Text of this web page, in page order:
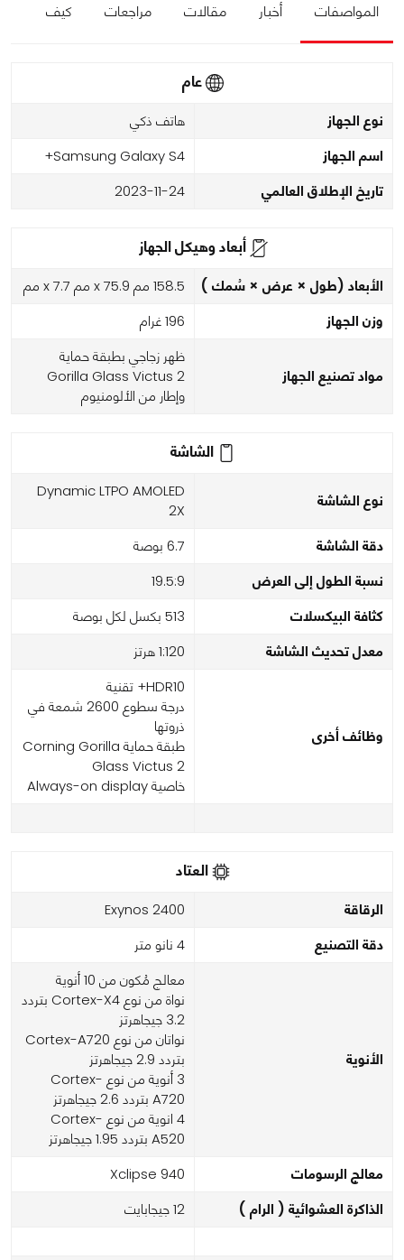
المواصفات أخبار مقالات مراجعات كيف
عام
نوع الجهاز هاتف ذكي
اسم الجهاز Samsung Galaxy S4+
تاريخ الإطلاق العالمي 2023-11-24
أبعاد وهيكل الجهاز
الأبعاد (طول × عرض × سُمك ) 158.5 مم x 75.9 مم x 7.7 مم
وزن الجهاز 196 غرام
مواد تصنيع الجهاز
ظهر زجاجي بطبقة حماية
Gorilla Glass Victus 2
وإطار من الألومنيوم
الشاشة
نوع الشاشة
Dynamic LTPO AMOLED
2X
دقة الشاشة 6.7 بوصة
نسبة الطول إلى العرض 19.5:9
كثافة البيكسلات 513 بكسل لكل بوصة
معدل تحديث الشاشة 1:120 هرتز
وظائف أخرى
HDR10+ تقنية
درجة سطوع 2600 شمعة في
ذروتها
طبقة حماية Corning Gorilla
Glass Victus 2
خاصية Always-on display
العتاد
الرقاقة Exynos 2400
دقة التصنيع 4 نانو متر
الأنوية
معالج مُكون من 10 أنوية
نواة من نوع Cortex-X4 بتردد
3.2 جيجاهرتز
نواتان من نوع Cortex-A720
بتردد 2.9 جيجاهرتز
3 أنوية من نوع Cortex-
A720 بتردد 2.6 جيجاهرتز
4 انوية من نوع Cortex-
A520 بتردد 1.95 جيجاهرتز
معالج الرسومات Xclipse 940
الذاكرة العشوائية ( الرام ) 12 جيجابايت